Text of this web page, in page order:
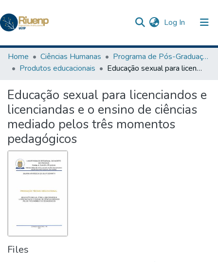
Log In (current)
Communities & Collections
Statistics
The Repository
Home Ciências Humanas
Programa de Pós-Graduação em Ensino
Produtos educacionais
Educação sexual para licenciandos e licenciandas e o ensino de ciências mediado pelos três momentos pedagógicos
Educação sexual para licenciandos e
licenciandas e o ensino de ciências
mediado pelos três momentos
pedagógicos
Files